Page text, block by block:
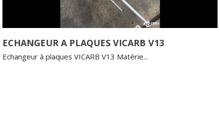
ECHANGEUR A PLAQUES VICARB V13
Echangeur à plaques VICARB V13 Matérie...